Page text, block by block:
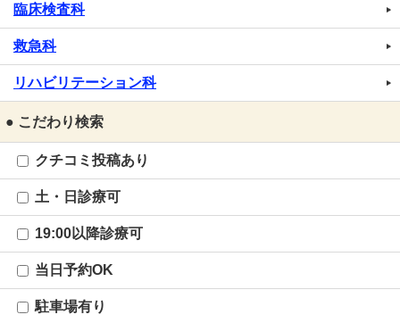
臨床検査科
救急科
リハビリテーション科
● こだわり検索
クチコミ投稿あり
土・日診療可
19:00以降診療可
当日予約OK
駐車場有り